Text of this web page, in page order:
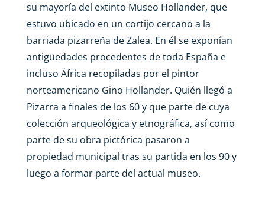
su mayoría del extinto Museo Hollander, que
estuvo ubicado en un cortijo cercano a la
barriada pizarreña de Zalea. En él se exponían
antigüedades procedentes de toda España e
incluso África recopiladas por el pintor
norteamericano Gino Hollander. Quién llegó a
Pizarra a finales de los 60 y que parte de cuya
colección arqueológica y etnográfica, así como
parte de su obra pictórica pasaron a
propiedad municipal tras su partida en los 90 y
luego a formar parte del actual museo.